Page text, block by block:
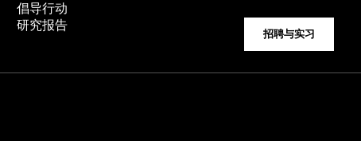
倡导行动
研究报告
招聘与实习